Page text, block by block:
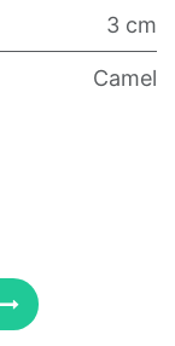
3 cm
Camel